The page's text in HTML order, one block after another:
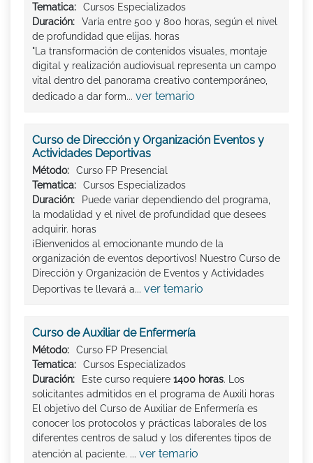
Tematica:
Cursos Especializados
Duración:
Varía entre 500 y 800 horas, según el nivel
de profundidad que elijas. horas
"La transformación de contenidos visuales, montaje
digital y realización audiovisual representa un campo
vital dentro del panorama creativo contemporáneo,
dedicado a dar form... ver temario
Curso de Dirección y Organización Eventos y
Actividades Deportivas
Método:
Curso FP Presencial
Tematica:
Cursos Especializados
Duración:
Puede variar dependiendo del programa,
la modalidad y el nivel de profundidad que desees
adquirir. horas
¡Bienvenidos al emocionante mundo de la
organización de eventos deportivos! Nuestro Curso de
Dirección y Organización de Eventos y Actividades
Deportivas te llevará a... ver temario
Curso de Auxiliar de Enfermería
Método:
Curso FP Presencial
Tematica:
Cursos Especializados
Duración:
Este curso requiere 1400 horas. Los
solicitantes admitidos en el programa de Auxili horas
El objetivo del Curso de Auxiliar de Enfermería es
conocer los protocolos y prácticas laborales de los
diferentes centros de salud y los diferentes tipos de
atención al paciente. ... ver temario